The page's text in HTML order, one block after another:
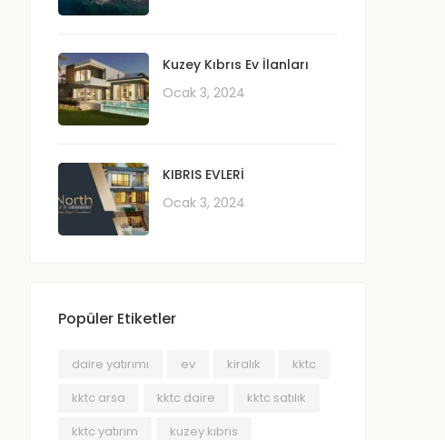
Kuzey Kıbrıs Ev İlanları
Ocak 3, 2024
KIBRIS EVLERİ
Ocak 3, 2024
Popüler Etiketler
daire yatırımı ev kiralık
kktc
kktc arsa
kktc daire
kktc satilik
kktc yatırım
kuzey kıbrıs